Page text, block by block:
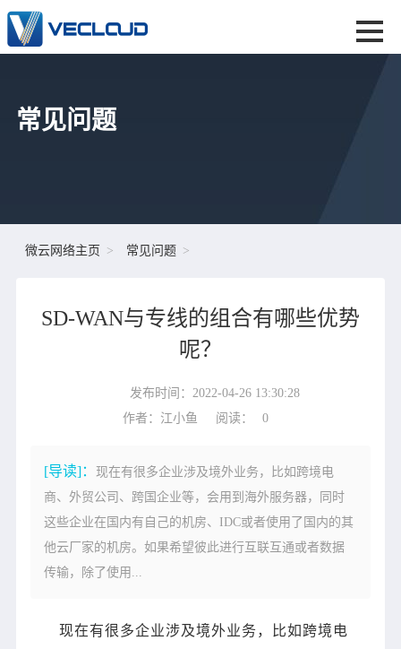
常见问题
微云网络主页 常见问题
SD-WAN与专线的组合有哪些优势
呢？
发布时间：2022-04-26 13:30:28
作者：江小鱼
阅读： 0
[导读]： 现在有很多企业涉及境外业务，比如跨境电
商、外贸公司、跨国企业等，会用到海外服务器，同时
这些企业在国内有自己的机房、IDC或者使用了国内的其
他云厂家的机房。如果希望彼此进行互联互通或者数据
传输，除了使用...
现在有很多企业涉及境外业务，比如跨境电